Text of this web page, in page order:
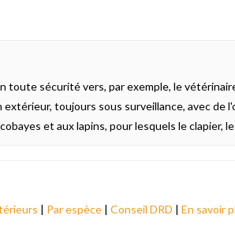
sécurité vers, par exemple, le
toujours sous surveillance, avec de
et aux lapins, pour lesquels le
| Par espèce | Conseil DRD | En savoir